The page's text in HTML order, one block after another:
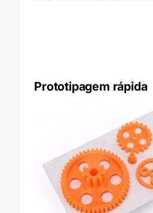
Prototipagem rápida